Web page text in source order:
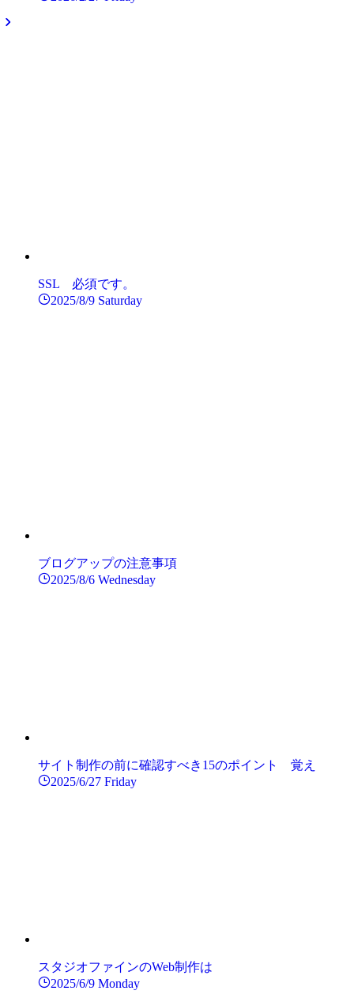
SSL 必須です。
2025/8/9 Saturday
ブログアップの注意事項
2025/8/6 Wednesday
サイト制作の前に確認すべき15のポイント 覚え
2025/6/27 Friday
スタジオファインのWeb制作は
2025/6/9 Monday